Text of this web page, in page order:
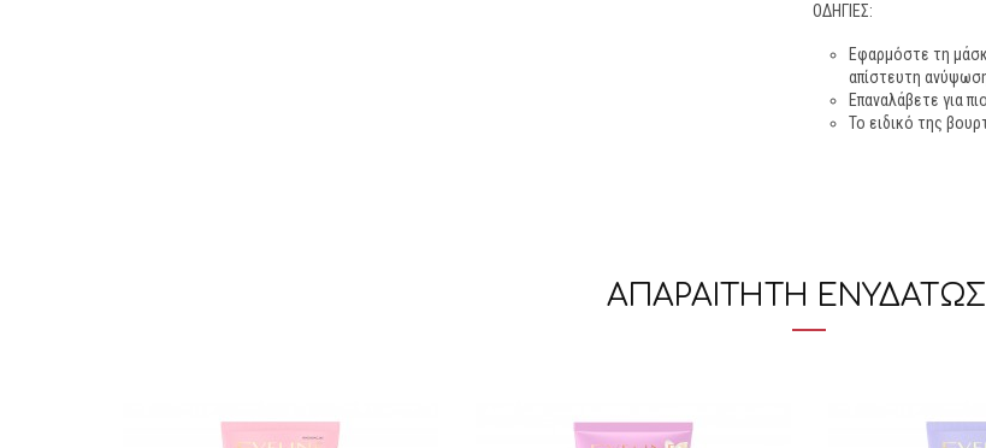
ΟΔΗΓΙΕΣ:
Εφαρμόστε τη
απίστευτη
Επαναλάβετε για
Το ειδικό της
ΑΠΑΡΑΙΤΗΤΗ